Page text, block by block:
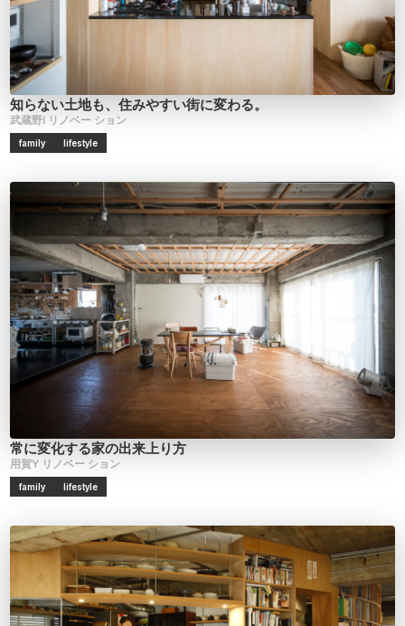
知らない土地も、住みやすい街に変わる。
武蔵野I リノベー ション
family lifestyle
常に変化する家の出来上り方
用賀Y リノベー ション
family lifestyle